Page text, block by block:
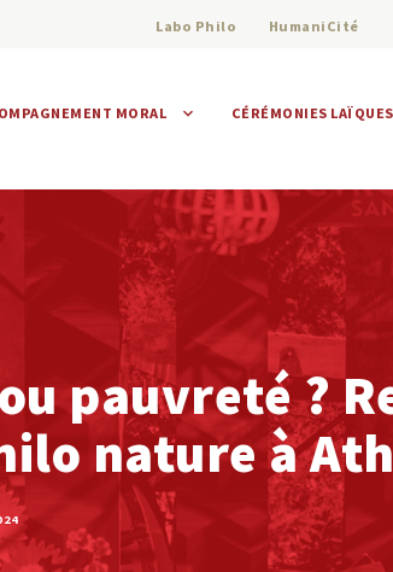
Labo Philo HumaniCité
MORAL
Assistance morale Individuelle
Collective
CÉRÉMONIES LAÏQUES
pauvreté ?
nature à Ath